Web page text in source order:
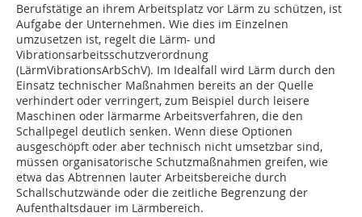
Berufstätige an ihrem Arbeitsplatz vor Lärm zu schützen, ist
Aufgabe der Unternehmen. Wie dies im Einzelnen
umzusetzen ist, regelt die Lärm- und
Vibrationsarbeitsschutzverordnung
(LärmVibrationsArbSchV). Im Idealfall wird Lärm durch den
Einsatz technischer Maßnahmen bereits an der Quelle
verhindert oder verringert, zum Beispiel durch leisere
Maschinen oder lärmarme Arbeitsverfahren, die den
Schallpegel deutlich senken. Wenn diese Optionen
ausgeschöpft oder aber technisch nicht umsetzbar sind,
müssen organisatorische Schutzmaßnahmen greifen, wie
etwa das Abtrennen lauter Arbeitsbereiche durch
Schallschutzwände oder die zeitliche Begrenzung der
Aufenthaltsdauer im Lärmbereich.